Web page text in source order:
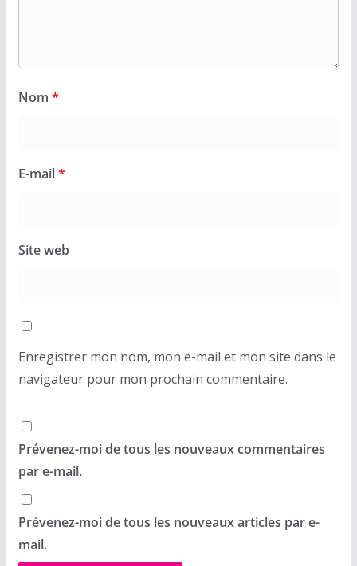
Nom *
E-mail*
Site web
Enregistrer mon nom, mon e-mail et mon site dans le
navigateur pour mon prochain commentaire.
Prévenez-moi de tous les nouveaux commentaires
par e-mail.
Prévenez-moi de tous les nouveaux articles par e-
mail.